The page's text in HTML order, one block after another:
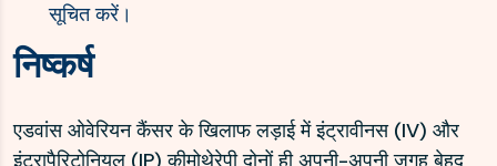
सूचित करें।
निष्कर्ष
एडवांस ओवेरियन कैंसर के खिलाफ लड़ाई में इंट्रावीनस (IV) और